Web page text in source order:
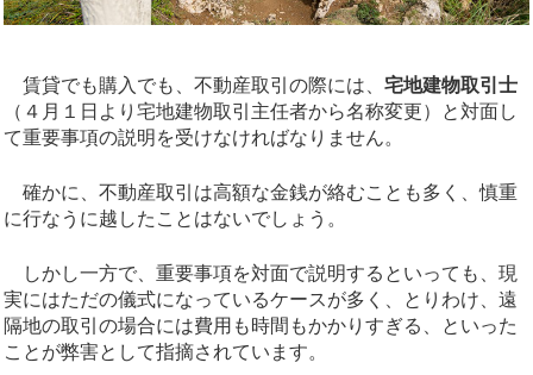
賃貸でも購入でも、不動産取引の際には、 宅地建物取引士
（４月１日より宅地建物取引主任者から名称変更）と対面し
て重要事項の説明を受けなければなりません。
確かに、不動産取引は高額な金銭が絡むことも多く、慎重
に行なうに越したことはないでしょう。
しかし一方で、重要事項を対面で説明するといっても、現
実にはただの儀式になっているケースが多く、とりわけ、遠
隔地の取引の場合には費用も時間もかかりすぎる、といった
ことが弊害として指摘されています。